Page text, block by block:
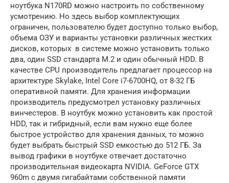
ноутбука N170RD можно настроить по собственному
усмотрению. Но здесь выбор комплектующих
ограничен, пользователю будет доступно только выбор,
объема ОЗУ и варианты установки различных жестких
дисков, которых в системе можно установить только
два, один SSD стандарта M.2 и один обычный HDD. В
качестве CPU производитель предлагает процессор на
архитектуре Skylake, Intel Core i7-6700НQ, от 8-32 ГБ
оперативной памяти. Для хранения информации
производитель предусмотрел установку различных
винчестеров. В ноутбук можно установить как простой
HDD, так и гибридный, если вам нужно еще более
быстрое устройство для хранения данных, то можно
будет выбрать быстрый SSD емкостью до 512 ГБ. За
вывод графики в ноутбуке отвечает достаточно
производительная видеокарта NVIDIA. GeForce GTX
960m с двумя гигабайтами собственной памяти